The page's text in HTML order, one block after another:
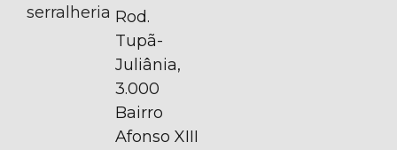
serralheria Rod.
Tupã-
Juliânia,
3.000
Bairro
Afonso XIII